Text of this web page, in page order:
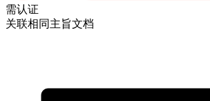
需认证
关联相同主旨文档